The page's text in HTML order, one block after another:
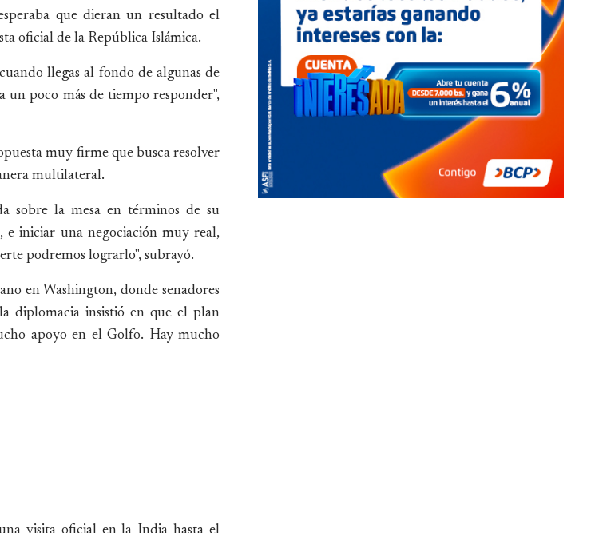
que dieran un resultado el
oficial de la República Islámica.
llegas al fondo de algunas de
un poco más de tiempo responder",
muy firme que busca resolver
multilateral.
sobre la mesa en términos de su
e iniciar una negociación muy real,
podremos lograrlo", subrayó.
en Washington, donde senadores
diplomacia insistió en que el plan
apoyo en el Golfo. Hay mucho